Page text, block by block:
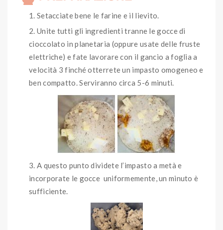
Setacciate bene le farine e il lievito.
Unite tutti gli ingredienti tranne le gocce di
cioccolato in planetaria (oppure usate delle fruste
elettriche) e fate lavorare con il gancio a foglia a
velocità 3 finché otterrete un impasto omogeneo e
ben compatto. Serviranno circa 5-6 minuti.
A questo punto dividete l’impasto a metà e
incorporate le gocce uniformemente, un minuto è
sufficiente.